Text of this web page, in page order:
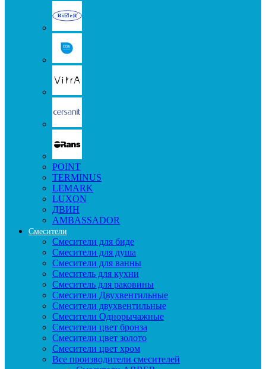
POINT
TERMINUS
LEMARK
LUXON
ДВИН
AMBASSADOR
Смесители
Смесители для биде
Смесители для душа
Смесители для ванны
Смеситель для кухни
Смеситель для раковины
Смесители Двухвентильные
Смесители двухвентильные
Смесители Однорычажные
Смесители цвет бронза
Смесители цвет золото
Смесители цвет хром
Все производители смесителей